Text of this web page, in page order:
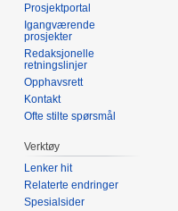
Prosjektportal
Igangværende
prosjekter
Redaksjonelle
retningslinjer
Opphavsrett
Kontakt
Ofte stilte spørsmål
Verktøy
Lenker hit
Relaterte endringer
Spesialsider